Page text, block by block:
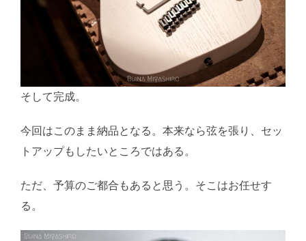
そして完成。
今回はこのまま納品となる。本来なら弦を張り、セッ
トアップもしたいところではある。
ただ、予算のご都合もあると思う。そこはお任せす
る。